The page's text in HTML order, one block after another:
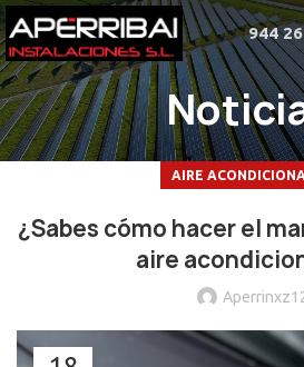
944
AIRE
¿Sabes cómo hacer el
aire